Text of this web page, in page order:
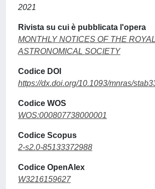
2021
Rivista su cui è pubblicata l'opera
MONTHLY NOTICES OF THE ROYAL
ASTRONOMICAL SOCIETY
Codice DOI
https://dx.doi.org/10.1093/mnras/
Codice WOS
WOS:000807738000001
Codice Scopus
2-s2.0-85133372988
Codice OpenAlex
W3216159627